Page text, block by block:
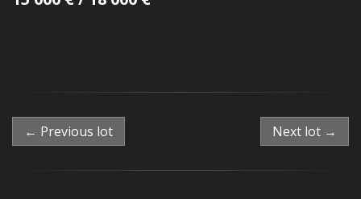
← Previous lot Next lot →